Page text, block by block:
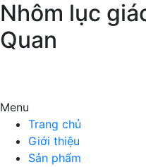
Nhôm lục
Quan
Menu
Trang chủ
Giới thiệu
Sản phẩm